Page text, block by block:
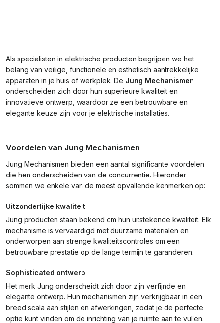
Als specialisten in elektrische producten begrijpen we het
belang van veilige, functionele en esthetisch aantrekkelijke
apparaten in je huis of werkplek. De Jung Mechanismen
onderscheiden zich door hun superieure kwaliteit en
innovatieve ontwerp, waardoor ze een betrouwbare en
elegante keuze zijn voor je elektrische installaties.
Voordelen van Jung Mechanismen
Jung Mechanismen bieden een aantal significante voordelen
die hen onderscheiden van de concurrentie. Hieronder
sommen we enkele van de meest opvallende kenmerken op:
Uitzonderlijke kwaliteit
Jung producten staan bekend om hun uitstekende kwaliteit. Elk
mechanisme is vervaardigd met duurzame materialen en
onderworpen aan strenge kwaliteitscontroles om een
betrouwbare prestatie op de lange termijn te garanderen.
Sophisticated ontwerp
Het merk Jung onderscheidt zich door zijn verfijnde en
elegante ontwerp. Hun mechanismen zijn verkrijgbaar in een
breed scala aan stijlen en afwerkingen, zodat je de perfecte
optie kunt vinden om de inrichting van je ruimte aan te vullen.